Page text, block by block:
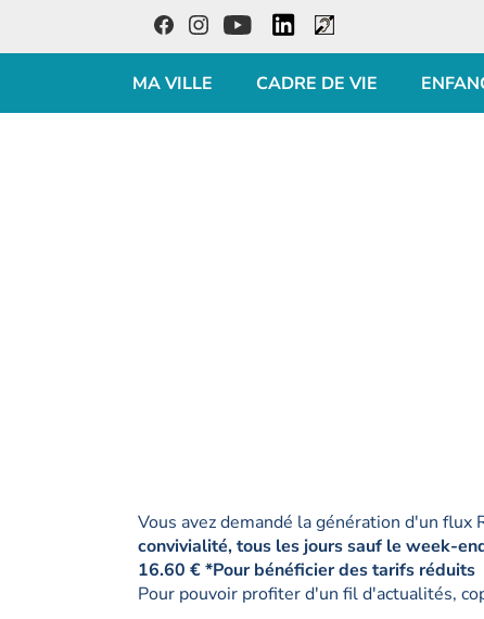
FacebookInstagramYoutube LinkedInAccessibilité
MA VILLE CADRE DE VIE
Vous avez demandé la génération d'un flux
convivialité, tous les jours sauf le week-
16.60 € *Pour bénéficier des tarifs réduits
Pour pouvoir profiter d'un fil d'actualités,